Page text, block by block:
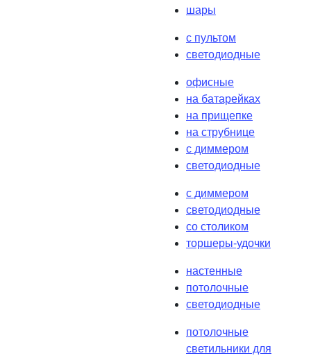
шары
с пультом
светодиодные
офисные
на батарейках
на прищепке
на струбнице
с диммером
светодиодные
с диммером
светодиодные
со столиком
торшеры-удочки
настенные
потолочные
светодиодные
потолочные
светильники для